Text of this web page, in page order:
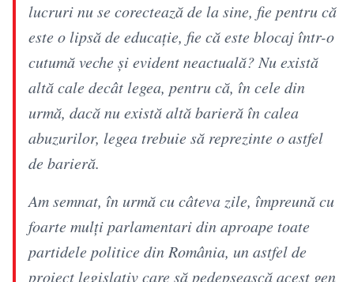
lucruri nu se corectează de la sine, fie pentru că
este o lipsă de educaţie, fie că este blocaj într-o
cutumă veche şi evident neactuală? Nu există
altă cale decât legea, pentru că, în cele din
urmă, dacă nu există altă barieră în calea
abuzurilor, legea trebuie să reprezinte o astfel
de barieră.
Am semnat, în urmă cu câteva zile, împreună cu
foarte mulţi parlamentari din aproape toate
partidele politice din România, un astfel de
proiect legislativ care să pedepsească acest gen